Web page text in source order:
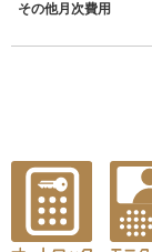
その他月次費用